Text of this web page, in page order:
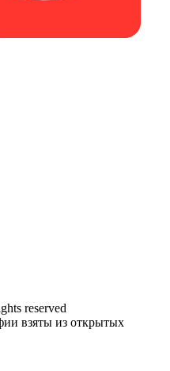
reserved
взяты из открытых